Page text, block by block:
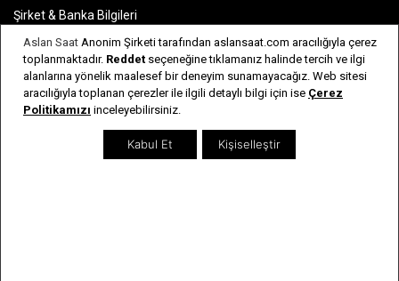
Şirket & Banka Bilgileri
İnsan Kaynakları
Bayi Listesi
Sıkça Sorulan Sorular
Aslan Saat Anonim Şirketi tarafından aslansaat.com aracılığıyla çerez
toplanmaktadır. Reddet seçeneğine tıklamanız halinde tercih ve ilgi
alanlarına yönelik maalesef bir deneyim sunamayacağız. Web sitesi
aracılığıyla toplanan çerezler ile ilgili detaylı bilgi için ise Çerez
Politikamızı inceleyebilirsiniz.
Kabul Et Kişiselleştir